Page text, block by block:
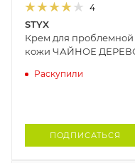
4
STYX
Крем для проблемной
кожи ЧАЙНОЕ
Раскупили
ПОДПИСАТЬСЯ